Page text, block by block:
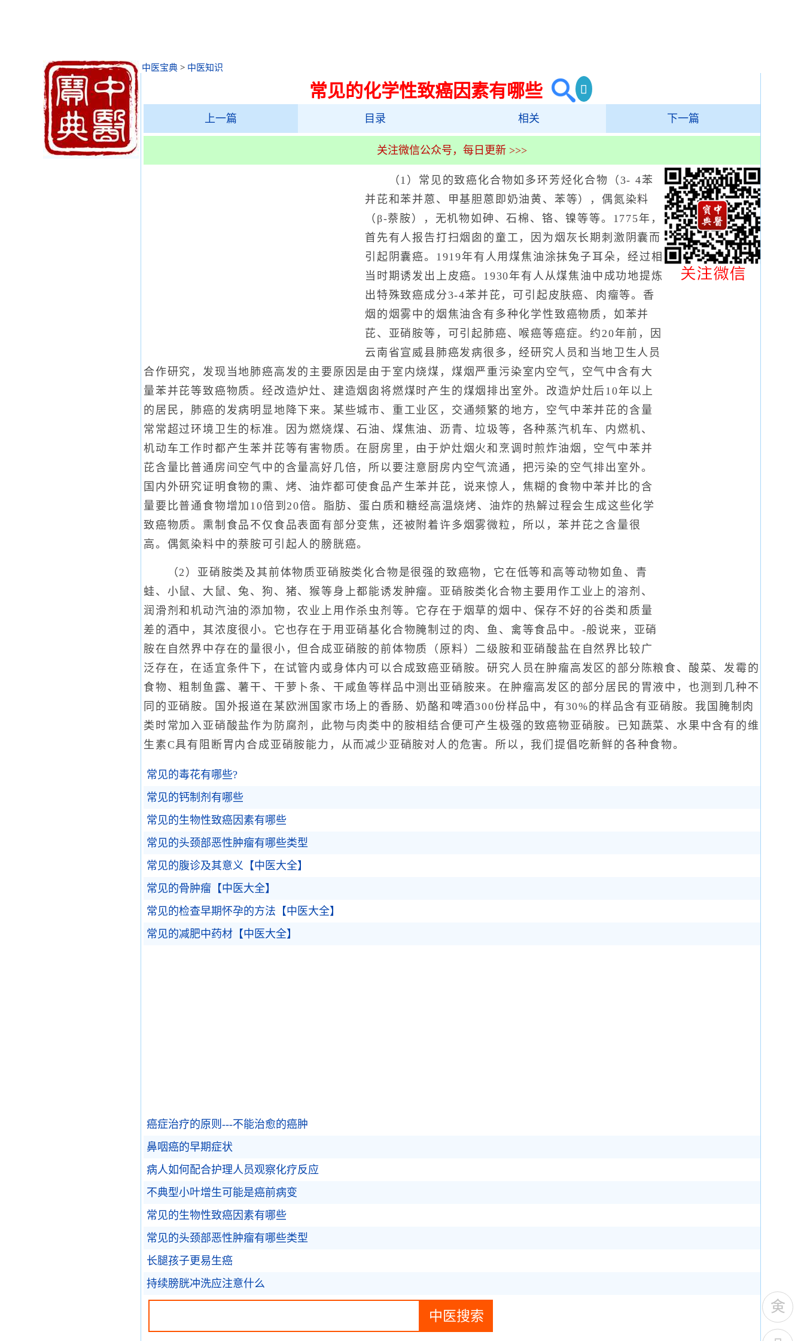
中医宝典 > 中医知识
常见的化学性致癌因素有哪些
上一篇 目录 相关 下一篇
关注微信公众号，每日更新 >>>
（1）常见的致癌化合物如多环芳烃化合物（3- 4苯
并芘和苯并蒽、甲基胆蒽即奶油黄、苯等），偶氮染料
（β-萘胺），无机物如砷、石棉、铬、镍等等。1775年，
首先有人报告打扫烟囱的童工，因为烟灰长期刺激阴囊而
引起阴囊癌。1919年有人用煤焦油涂抹兔子耳朵，经过相
当时期诱发出上皮癌。1930年有人从煤焦油中成功地提炼
出特殊致癌成分3-4苯并芘，可引起皮肤癌、肉瘤等。香
烟的烟雾中的烟焦油含有多种化学性致癌物质，如苯并
芘、亚硝胺等，可引起肺癌、喉癌等癌症。约20年前，因
云南省宣威县肺癌发病很多，经研究人员和当地卫生人员
合作研究，发现当地肺癌高发的主要原因是由于室内烧煤，煤烟严重污染室内空气，空气中含有大
量苯并芘等致癌物质。经改造炉灶、建造烟囱将燃煤时产生的煤烟排出室外。改造炉灶后10年以上
的居民，肺癌的发病明显地降下来。某些城市、重工业区，交通频繁的地方，空气中苯并芘的含量
常常超过环境卫生的标准。因为燃烧煤、石油、煤焦油、沥青、垃圾等，各种蒸汽机车、内燃机、
机动车工作时都产生苯并芘等有害物质。在厨房里，由于炉灶烟火和烹调时煎炸油烟，空气中苯并
芘含量比普通房间空气中的含量高好几倍，所以要注意厨房内空气流通，把污染的空气排出室外。
国内外研究证明食物的熏、烤、油炸都可使食品产生苯并芘，说来惊人，焦糊的食物中苯并比的含
量要比普通食物增加10倍到20倍。脂肪、蛋白质和糖经高温烧烤、油炸的热解过程会生成这些化学
致癌物质。熏制食品不仅食品表面有部分变焦，还被附着许多烟雾微粒，所以，苯并芘之含量很
高。偶氮染料中的萘胺可引起人的膀胱癌。
（2）亚硝胺类及其前体物质亚硝胺类化合物是很强的致癌物，它在低等和高等动物如鱼、青
蛙、小鼠、大鼠、兔、狗、猪、猴等身上都能诱发肿瘤。亚硝胺类化合物主要用作工业上的溶剂、
润滑剂和机动汽油的添加物，农业上用作杀虫剂等。它存在于烟草的烟中、保存不好的谷类和质量
差的酒中，其浓度很小。它也存在于用亚硝基化合物腌制过的肉、鱼、禽等食品中。-般说来，亚硝
胺在自然界中存在的量很小，但合成亚硝胺的前体物质（原料）二级胺和亚硝酸盐在自然界比较广
泛存在，在适宜条件下，在试管内或身体内可以合成致癌亚硝胺。研究人员在肿瘤高发区的部分陈粮食、酸菜、发霉的
食物、粗制鱼露、薯干、干萝卜条、干咸鱼等样品中测出亚硝胺来。在肿瘤高发区的部分居民的胃液中，也测到几种不
同的亚硝胺。国外报道在某欧洲国家市场上的香肠、奶酪和啤酒300份样品中，有30%的样品含有亚硝胺。我国腌制肉
类时常加入亚硝酸盐作为防腐剂，此物与肉类中的胺相结合便可产生极强的致癌物亚硝胺。已知蔬菜、水果中含有的维
生素C具有阻断胃内合成亚硝胺能力，从而减少亚硝胺对人的危害。所以，我们提倡吃新鲜的各种食物。
常见的毒花有哪些?
常见的钙制剂有哪些
常见的生物性致癌因素有哪些
常见的头颈部恶性肿瘤有哪些类型
常见的腹诊及其意义【中医大全】
常见的骨肿瘤【中医大全】
常见的检查早期怀孕的方法【中医大全】
常见的减肥中药材【中医大全】
癌症治疗的原则---不能治愈的癌肿
鼻咽癌的早期症状
病人如何配合护理人员观察化疗反应
不典型小叶增生可能是癌前病变
常见的生物性致癌因素有哪些
常见的头颈部恶性肿瘤有哪些类型
长腿孩子更易生癌
持续膀胱冲洗应注意什么